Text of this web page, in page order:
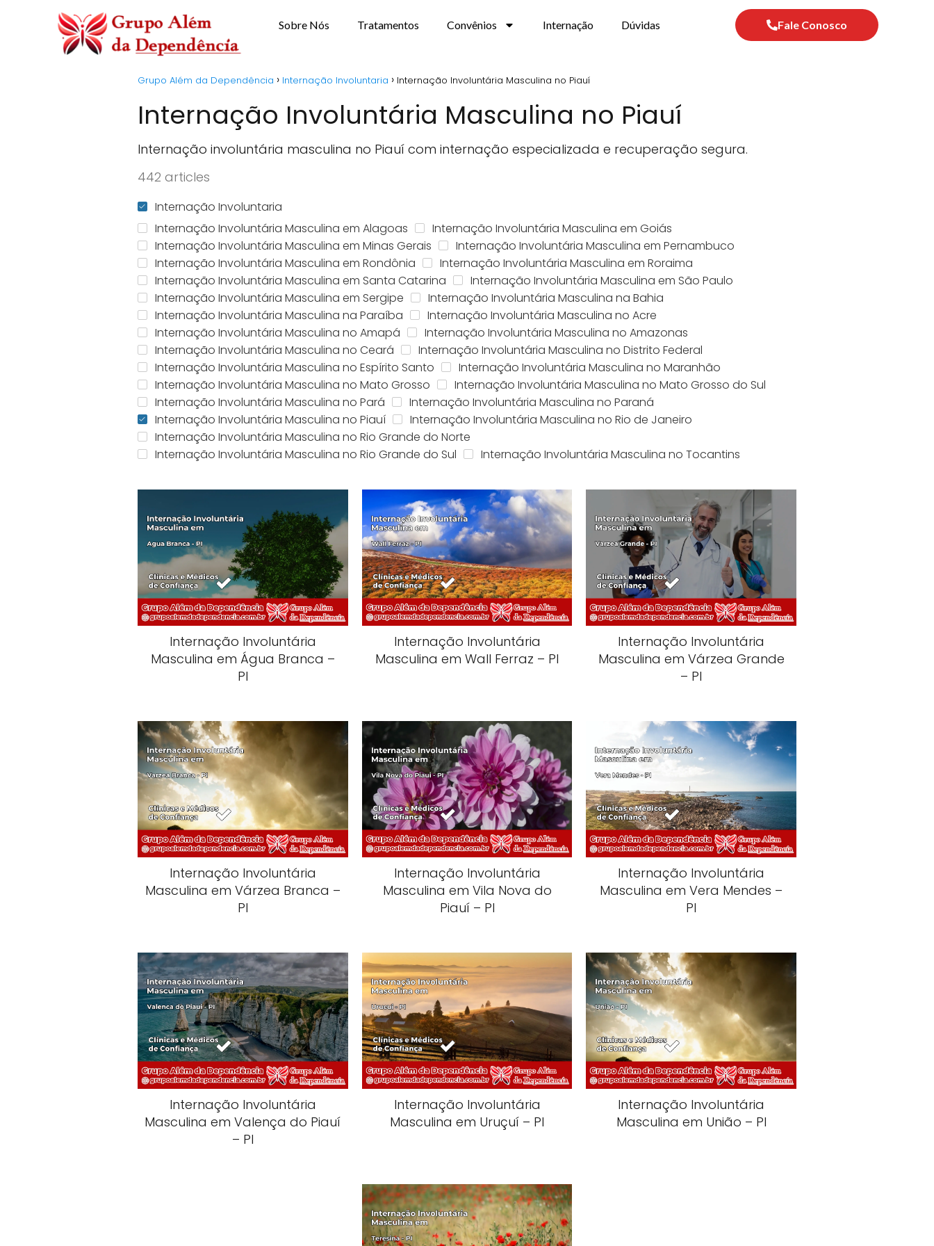
Sobre Nós Tratamentos Convênios Internação Dúvidas Fale Conosco
Grupo Além da Dependência Internação Involuntaria Internação Involuntária Masculina no Piauí
Internação Involuntária Masculina no Piauí
Internação involuntária masculina no Piauí com internação especializada e recuperação segura.
442 articles
Internação Involuntaria
Internação Involuntária Masculina em Alagoas
Internação Involuntária Masculina em Goiás
Internação Involuntária Masculina em Minas Gerais
Internação Involuntária Masculina em Pernambuco
Internação Involuntária Masculina em Rondônia
Internação Involuntária Masculina em Roraima
Internação Involuntária Masculina em Santa Catarina
Internação Involuntária Masculina em São Paulo
Internação Involuntária Masculina em Sergipe
Internação Involuntária Masculina na Bahia
Internação Involuntária Masculina na Paraíba
Internação Involuntária Masculina no Acre
Internação Involuntária Masculina no Amapá
Internação Involuntária Masculina no Amazonas
Internação Involuntária Masculina no Ceará
Internação Involuntária Masculina no Distrito Federal
Internação Involuntária Masculina no Espírito Santo
Internação Involuntária Masculina no Maranhão
Internação Involuntária Masculina no Mato Grosso
Internação Involuntária Masculina no Mato Grosso do Sul
Internação Involuntária Masculina no Pará
Internação Involuntária Masculina no Paraná
Internação Involuntária Masculina no Piauí
Internação Involuntária Masculina no Rio de Janeiro
Internação Involuntária Masculina no Rio Grande do Norte
Internação Involuntária Masculina no Rio Grande do Sul
Internação Involuntária Masculina no Tocantins
Internação Involuntária
Masculina em Água Branca –
PI
Internação Involuntária
Masculina em Wall Ferraz – PI
Internação Involuntária
Masculina em Várzea Grande
– PI
Internação Involuntária
Masculina em Várzea Branca –
PI
Internação Involuntária
Masculina em Vila Nova do
Piauí – PI
Internação Involuntária
Masculina em Vera Mendes –
PI
Internação Involuntária
Masculina em Valença do Piauí
– PI
Internação Involuntária
Masculina em Uruçuí – PI
Internação Involuntária
Masculina em União – PI